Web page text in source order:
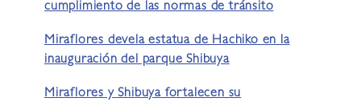
cumplimiento de las normas de tránsito
Miraflores devela estatua de Hachiko en la
inauguración del parque Shibuya
Miraflores y Shibuya fortalecen su